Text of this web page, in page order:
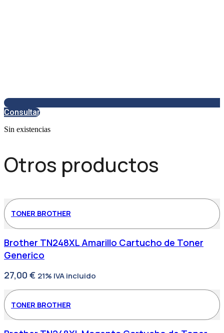
Consultar
Sin existencias
Otros productos
TONER BROTHER
Brother TN248XL Amarillo Cartucho de Toner
Generico
27,00 € 21% IVA incluido
TONER BROTHER